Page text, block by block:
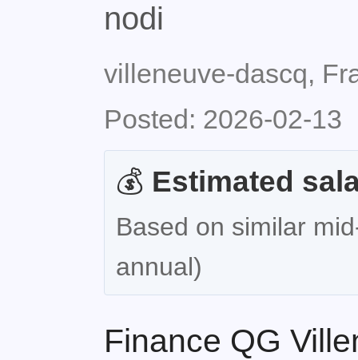
nodi
villeneuve-dascq,
Posted: 2026-02-13
💰 Estimated
Based on similar
annual)
Finance QG